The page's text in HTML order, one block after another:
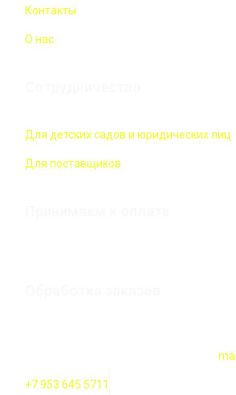
Контакты
О нас
Для детских садов и юридических лиц
Для поставщиков
+7 953 645 5711